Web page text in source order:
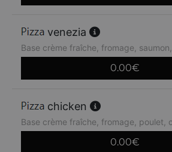
venezia
Base crème fraîche, fromage,
0.00€
chicken
Base crème fraîche, fromage, poulet,
0.00€